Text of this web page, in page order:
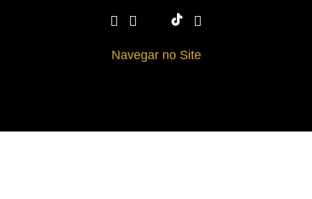
Navegar no Site